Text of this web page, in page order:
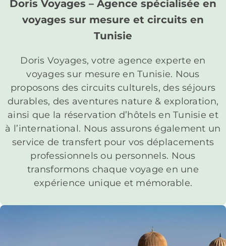
Doris Voyages – Agence spécialisée en
voyages sur mesure et circuits en
Tunisie
Doris Voyages, votre agence experte en
voyages sur mesure en Tunisie. Nous
proposons des circuits culturels, des séjours
durables, des aventures nature & exploration,
ainsi que la réservation d’hôtels en Tunisie et
à l’international. Nous assurons également un
service de transfert pour vos déplacements
professionnels ou personnels. Nous
transformons chaque voyage en une
expérience unique et mémorable.